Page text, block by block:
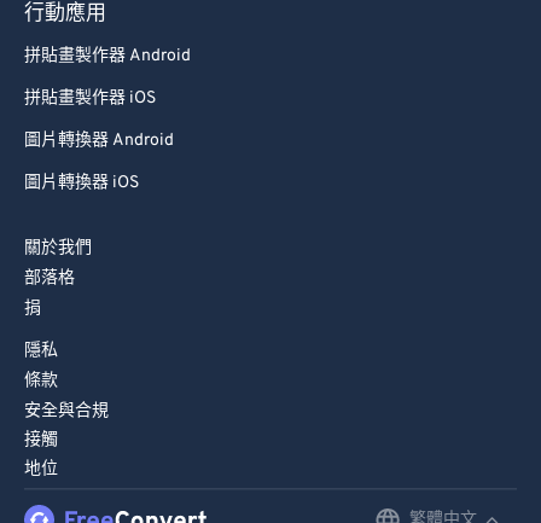
行動應用
拼貼畫製作器 Android
拼貼畫製作器 iOS
圖片轉換器 Android
圖片轉換器 iOS
關於我們
部落格
捐
隱私
條款
安全與合規
接觸
地位